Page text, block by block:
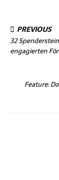
PREVIOUS
32
engagierten
Feature: